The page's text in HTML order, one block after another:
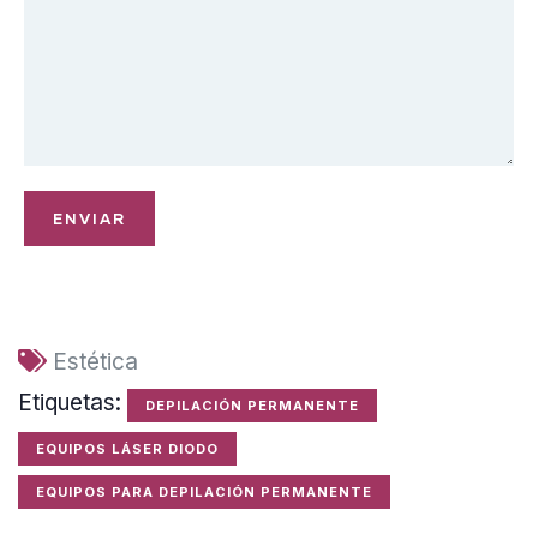
Estética
Etiquetas:
DEPILACIÓN PERMANENTE
EQUIPOS LÁSER DIODO
EQUIPOS PARA DEPILACIÓN PERMANENTE